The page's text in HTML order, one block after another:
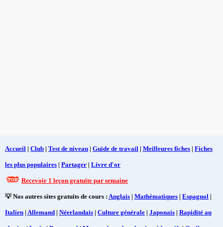
Accueil | Club | Test de niveau | Guide de travail | Meilleures fiches | Fiches
les plus populaires | Partager | Livre d'or
Recevoir 1 leçon gratuite par semaine
💡 Nos autres sites gratuits de cours : Anglais | Mathématiques | Espagnol |
Italien | Allemand | Néerlandais | Culture générale | Japonais | Rapidité au